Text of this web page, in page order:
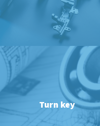
Turn key
קרא עוד